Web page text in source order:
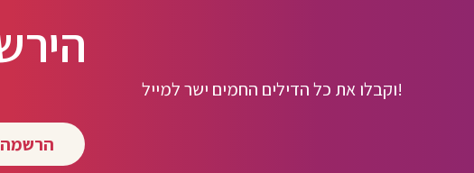
וקבלו את כל הדילים החמים ישר למייל!
הרשמה